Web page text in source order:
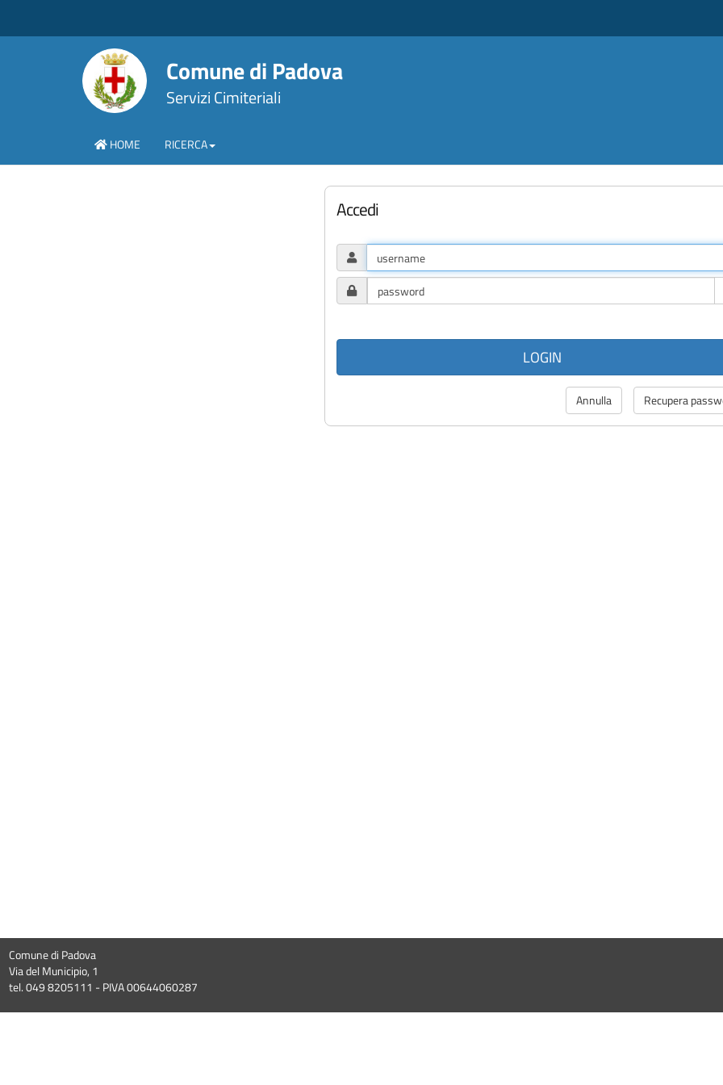
Comune di Padova
Servizi Cimiteriali
HOME RICERCA
Accedi
LOGIN
Recupera
Annulla
Comune di Padova
Via del Municipio, 1
tel. 049 8205111 - PIVA 00644060287